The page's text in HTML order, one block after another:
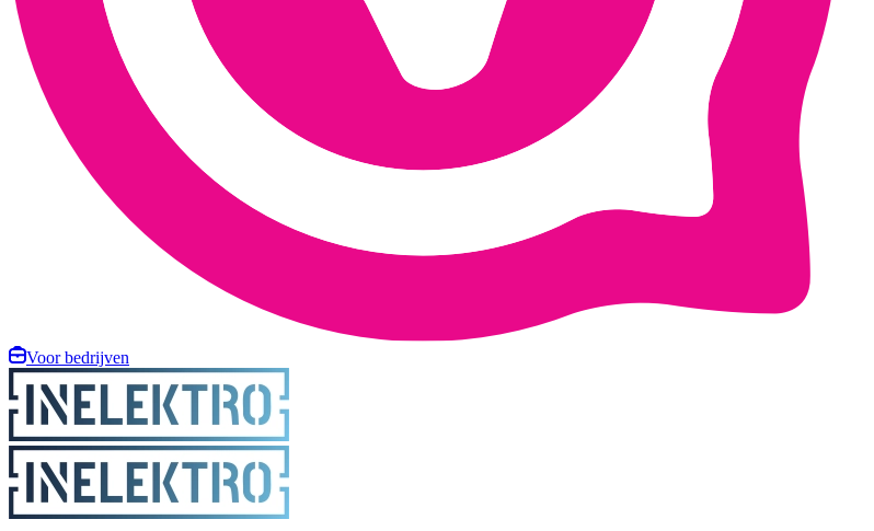
Voor bedrijven